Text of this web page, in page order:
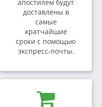
апостилем будут
доставлены в
самые
кратчайшие
сроки с помощью
экспресс-почты.